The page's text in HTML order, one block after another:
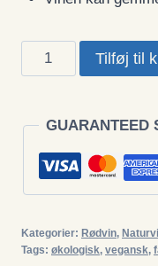
Tinta
Tinto,
2022,
Naturvin
antal
Tilføj til
GUARANTEED
Kategorier: Rødvin,
Tags: økologisk, vegansk,